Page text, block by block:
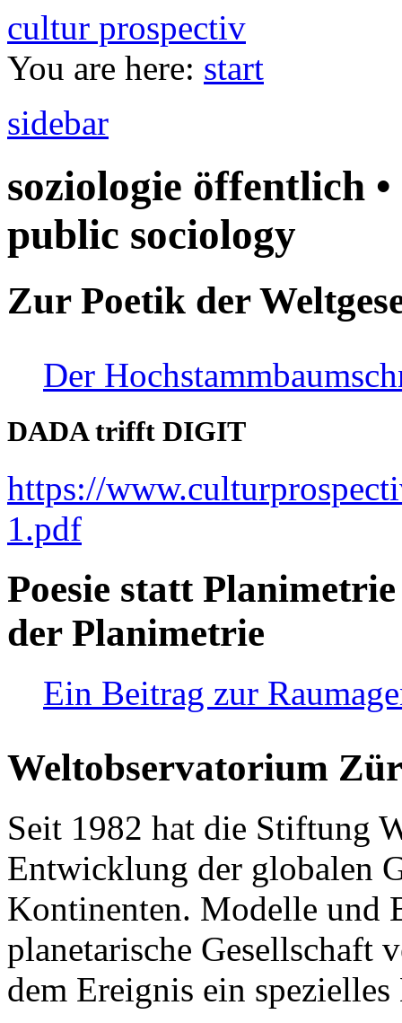
cultur prospectiv
You are here: start
sidebar
soziologie öffentlich
public sociology
Zur Poetik der
Der
DADA trifft DIGIT
https://
1.pdf
Poesie statt
der Planimetrie
Ein Beitrag zur
Weltobservatorium
Seit 1982 hat die Stiftung
Entwicklung der globalen
Kontinenten. Modelle und
planetarische Gesellschaft
dem Ereignis ein